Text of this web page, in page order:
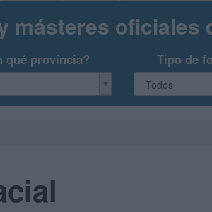
másteres oficiales
qué provincia? Tipo de